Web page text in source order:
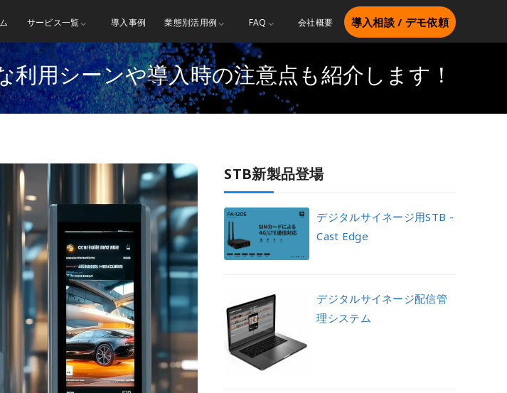
サービス一覧 導入事例 業態別活用例 FAQ 会社概要 導入相談 / デモ依頼
用シーンや導入時の注意点も紹介します！
STB新製品登場
デジタルサイネージ用STB -
Cast Edge
デジタルサイネージ配信管
理システム